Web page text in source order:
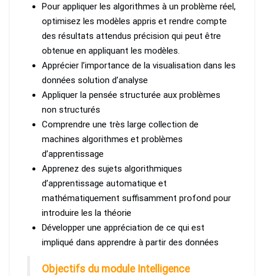
Pour appliquer les algorithmes à un problème réel,
optimisez les modèles appris et rendre compte
des résultats attendus précision qui peut être
obtenue en appliquant les modèles.
Apprécier l’importance de la visualisation dans les
données solution d’analyse
Appliquer la pensée structurée aux problèmes
non structurés
Comprendre une très large collection de
machines algorithmes et problèmes
d’apprentissage
Apprenez des sujets algorithmiques
d’apprentissage automatique et
mathématiquement suffisamment profond pour
introduire les la théorie
Développer une appréciation de ce qui est
impliqué dans apprendre à partir des données
Objectifs du module Intelligence